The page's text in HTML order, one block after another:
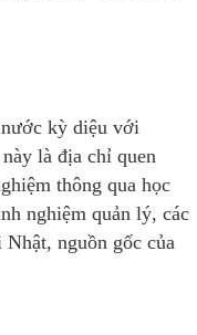
kỳ diệu với
là địa chỉ quen
thông qua học
nghiệm quản lý, các
nguồn gốc của